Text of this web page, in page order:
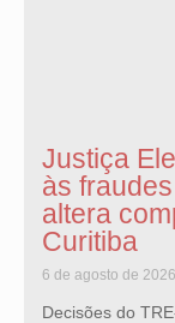
Justiça
às
altera
Curitiba
6 de agosto de 2026
Decisões do